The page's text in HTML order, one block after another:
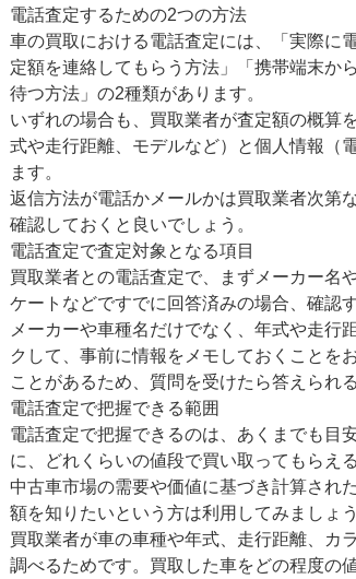
電話査定するための2つの方法
車の買取における電話査定には、「実際に
定額を連絡してもらう方法」「携帯端末か
待つ方法」の2種類があります。
いずれの場合も、買取業者が査定額の概算
式や走行距離、モデルなど）と個人情報（
ます。
返信方法が電話かメールかは買取業者次第
確認しておくと良いでしょう。
電話査定で査定対象となる項目
買取業者との電話査定で、まずメーカー名
ケートなどですでに回答済みの場合、確認
メーカーや車種名だけでなく、年式や走行
クして、事前に情報をメモしておくことを
ことがあるため、質問を受けたら答えられ
電話査定で把握できる範囲
電話査定で把握できるのは、あくまでも目
に、どれくらいの値段で買い取ってもらえ
中古車市場の需要や価値に基づき計算され
額を知りたいという方は利用してみましょう
買取業者が車の車種や年式、走行距離、カ
調べるためです。買取した車をどの程度の